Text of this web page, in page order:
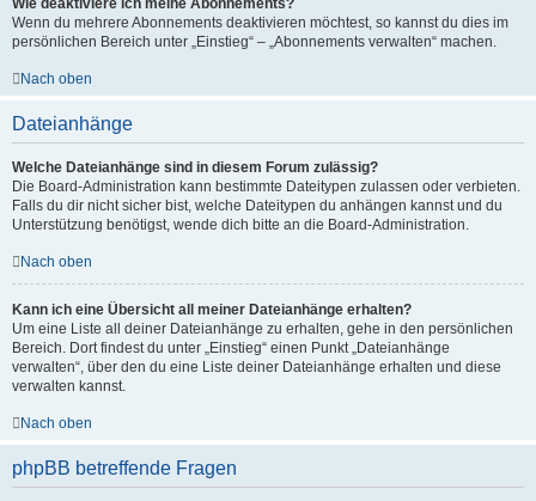
Wenn du mehrere Abonnements deaktivieren möchtest, so kannst du dies im
persönlichen Bereich unter „Einstieg“ – „Abonnements verwalten“ machen.
Nach oben
Dateianhänge
Welche Dateianhänge sind in diesem Forum zulässig?
Die Board-Administration kann bestimmte Dateitypen zulassen oder verbieten.
Falls du dir nicht sicher bist, welche Dateitypen du anhängen kannst und du
Unterstützung benötigst, wende dich bitte an die Board-Administration.
Nach oben
Kann ich eine Übersicht all meiner Dateianhänge erhalten?
Um eine Liste all deiner Dateianhänge zu erhalten, gehe in den persönlichen
Bereich. Dort findest du unter „Einstieg“ einen Punkt „Dateianhänge
verwalten“, über den du eine Liste deiner Dateianhänge erhalten und diese
verwalten kannst.
Nach oben
phpBB betreffende Fragen